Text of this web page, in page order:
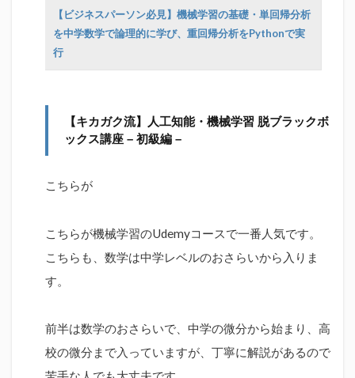
【ビジネスパーソン必見】機械学習の基礎・単回帰分析
を中学数学で論理的に学び、重回帰分析をPythonで実
行
【キカガク流】人工知能・機械学習 脱ブラックボ
ックス講座 – 初級編 –
こちらが
こちらが機械学習のUdemyコースで一番人気です。
こちらも、数学は中学レベルのおさらいから入りま
す。
前半は数学のおさらいで、中学の微分から始まり、高
校の微分まで入っていますが、丁寧に解説があるので